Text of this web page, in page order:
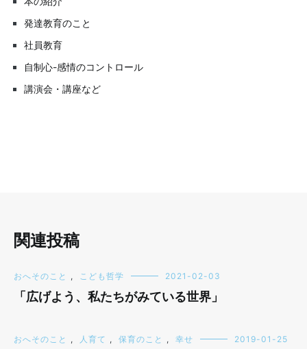
発達教育のこと
社員教育
自制心-感情のコントロール
講演会・講座など
関連投稿
おへそのこと , こども哲学 2021-02-03
「広げよう、私たちがみている世界」
おへそのこと , 人育て , 保育のこと , 幸せ 2019-01-25